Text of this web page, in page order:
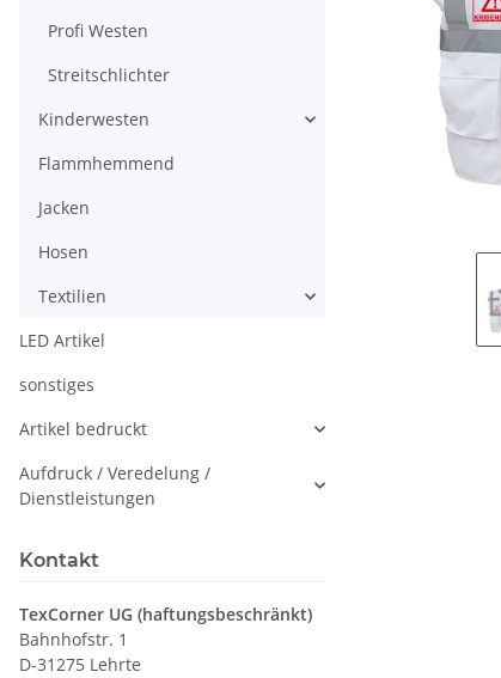
Profi Westen
Streitschlichter
Kinderwesten
Flammhemmend
Jacken
Hosen
Textilien
LED Artikel
sonstiges
Artikel bedruckt
Aufdruck / Veredelung /
Dienstleistungen
Kontakt
TexCorner UG (haftungsbeschränkt)
Bahnhofstr. 1
D-31275 Lehrte